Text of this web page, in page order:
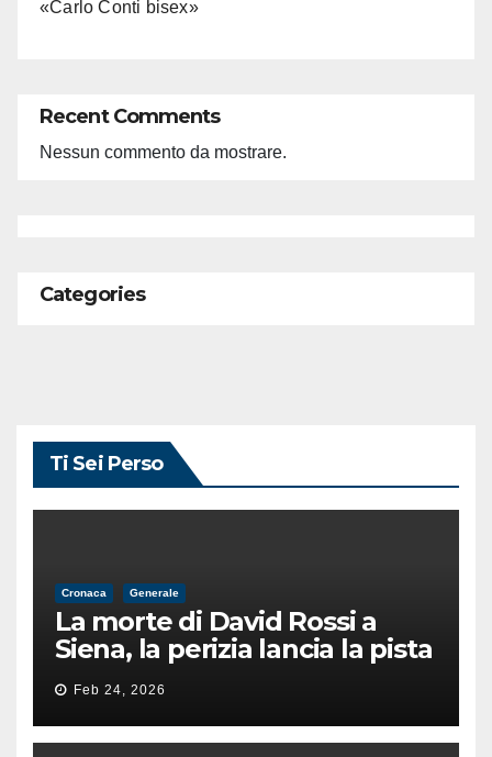
«Carlo Conti bisex»
Recent Comments
Nessun commento da mostrare.
Categories
Ti Sei Perso
Cronaca Generale
La morte di David Rossi a
Siena, la perizia lancia la pista
di un’intimidazione finita
male
Feb 24, 2026